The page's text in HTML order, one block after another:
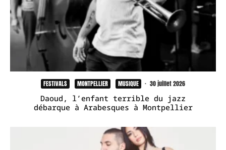
FESTIVALS MONTPELLIER MUSIQUE · 30 juillet 2026
Daoud, l’enfant terrible du jazz
débarque à Arabesques à Montpellier